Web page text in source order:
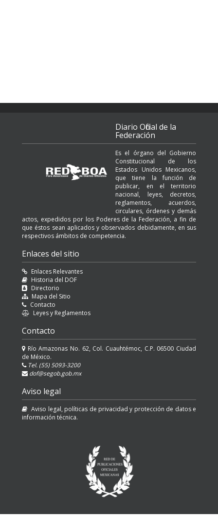
Diario Oficial de la
Federación
Es el órgano del Gobierno
Constitucional de los
Estados Unidos Mexicanos,
que tiene la función de
publicar, en el territorio
nacional, leyes, decretos,
reglamentos, acuerdos,
circulares, órdenes y demás
actos, expedidos por los Poderes de la Federación, a fin de
que éstos sean aplicados y observados debidamente, en sus
respectivos ámbitos de competencia.
Enlaces del sitio
Enlaces Relevantes
Historia del DOF
Directorio
Mapa del Sitio
Contacto
Leyes y Reglamentos
Contacto
Río Amazonas No. 62, Col. Cuauhtémoc, C.P. 06500 Ciudad
de México.
Tel. (55) 5093-3200
dof@segob.gob.mx
Aviso legal
Aviso legal, políticas de privacidad y protección de datos e
información técnica.